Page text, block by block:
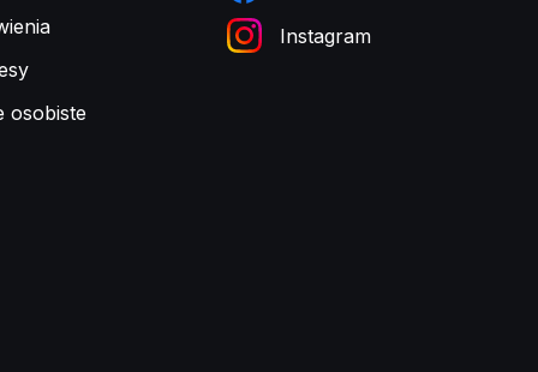
osobiste
Instagram